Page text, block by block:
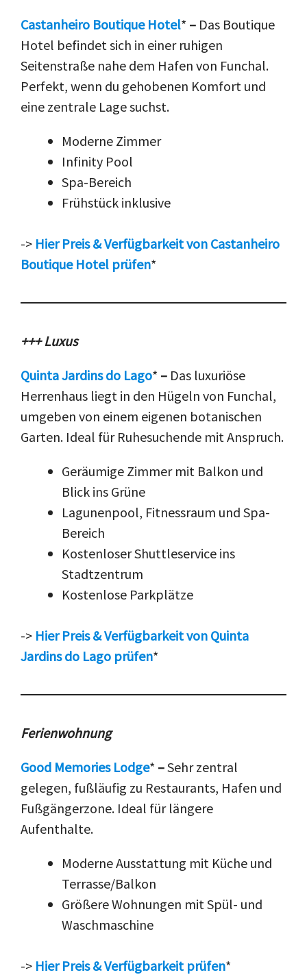
Castanheiro Boutique Hotel* – Das Boutique
Hotel befindet sich in einer ruhigen
Seitenstraße nahe dem Hafen von Funchal.
Perfekt, wenn du gehobenen Komfort und
eine zentrale Lage suchst.
Moderne Zimmer
Infinity Pool
Spa-Bereich
Frühstück inklusive
-> Hier Preis & Verfügbarkeit von Castanheiro
Boutique Hotel prüfen*
+++ Luxus
Quinta Jardins do Lago* – Das luxuriöse
Herrenhaus liegt in den Hügeln von Funchal,
umgeben von einem eigenen botanischen
Garten. Ideal für Ruhesuchende mit Anspruch.
Geräumige Zimmer mit Balkon und
Blick ins Grüne
Lagunenpool, Fitnessraum und Spa-
Bereich
Kostenloser Shuttleservice ins
Stadtzentrum
Kostenlose Parkplätze
-> Hier Preis & Verfügbarkeit von Quinta
Jardins do Lago prüfen*
Ferienwohnung
Good Memories Lodge* –Sehr zentral
gelegen, fußläufig zu Restaurants, Hafen und
Fußgängerzone. Ideal für längere
Aufenthalte.
Moderne Ausstattung mit Küche und
Terrasse/Balkon
Größere Wohnungen mit Spül- und
Waschmaschine
-> Hier Preis & Verfügbarkeit prüfen*